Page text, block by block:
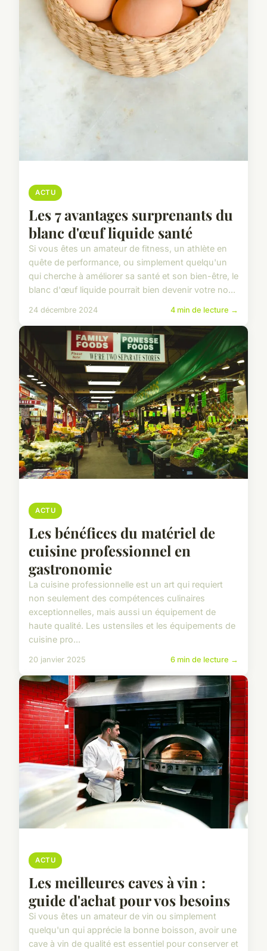
ACTU
Les 7 avantages surprenants du
blanc d'œuf liquide santé
Si vous êtes un amateur de fitness, un athlète en
quête de performance, ou simplement quelqu'un
qui cherche à améliorer sa santé et son bien-être, le
blanc d'œuf liquide pourrait bien devenir votre no...
24 décembre 2024 4 min de lecture →
ACTU
Les bénéfices du matériel de
cuisine professionnel en
gastronomie
La cuisine professionnelle est un art qui requiert
non seulement des compétences culinaires
exceptionnelles, mais aussi un équipement de
haute qualité. Les ustensiles et les équipements de
cuisine pro...
20 janvier 2025 6 min de lecture →
ACTU
Les meilleures caves à vin :
guide d'achat pour vos besoins
Si vous êtes un amateur de vin ou simplement
quelqu'un qui apprécie la bonne boisson, avoir une
cave à vin de qualité est essentiel pour conserver et